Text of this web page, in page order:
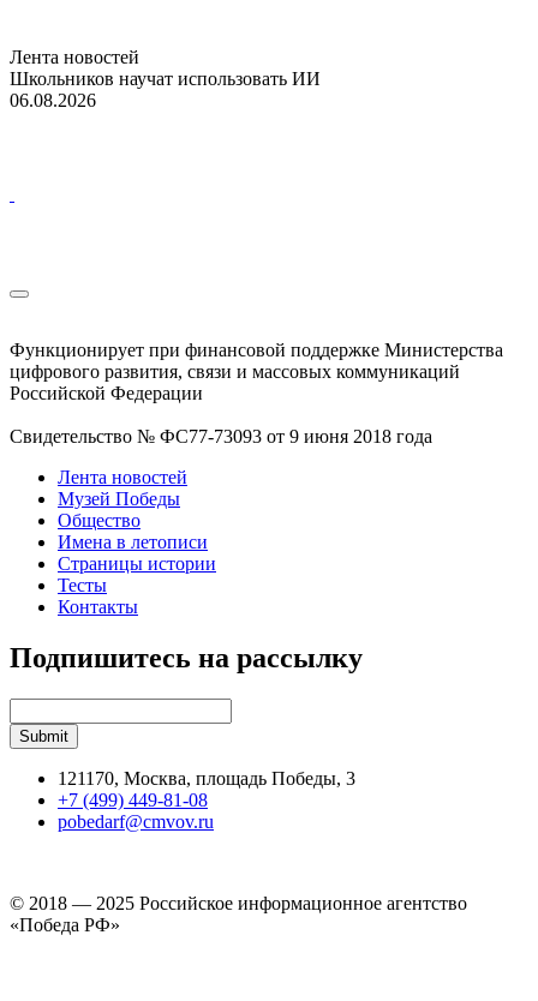
Лента новостей
Школьников научат использовать ИИ
06.08.2026
Функционирует при финансовой поддержке Министерства
цифрового развития, связи и массовых коммуникаций
Российской Федерации
Свидетельство № ФС77-73093 от 9 июня 2018 года
Лента новостей
Музей Победы
Общество
Имена в летописи
Страницы истории
Тесты
Контакты
Подпишитесь на рассылку
121170, Москва, площадь Победы, 3
+7 (499) 449-81-08
pobedarf@cmvov.ru
© 2018 — 2025 Российское информационное агентство
«Победа РФ»